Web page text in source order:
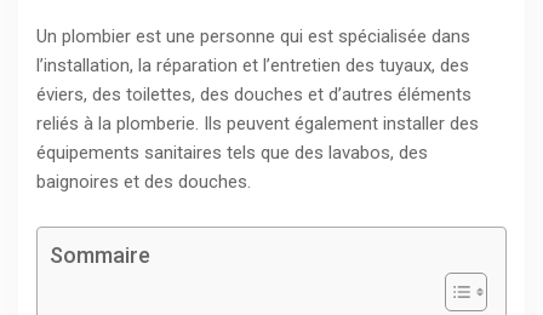
Un plombier est une personne qui est spécialisée dans
l’installation, la réparation et l’entretien des tuyaux, des
éviers, des toilettes, des douches et d’autres éléments
reliés à la plomberie. Ils peuvent également installer des
équipements sanitaires tels que des lavabos, des
baignoires et des douches.
Sommaire